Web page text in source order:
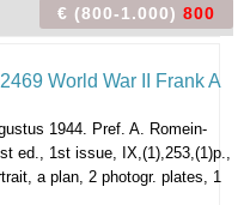
€ (800-1.000) 800
1944. Pref. A. Romein-
ed., 1st issue, IX,(1),253,(1)p.,
a plan, 2 photogr. plates, 1